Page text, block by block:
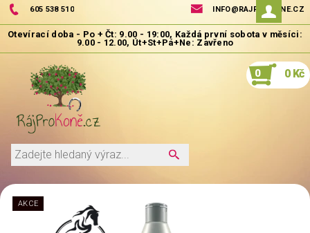
605 538 510 INFO@RAJPROKONE.CZ
0 0 Kč
AKCE